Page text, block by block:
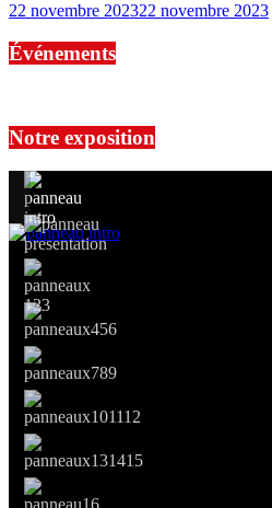
22 novembre 202322 novembre 2023
Événements
Notre exposition